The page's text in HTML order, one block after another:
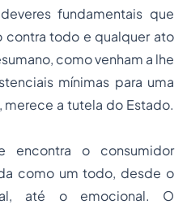
fundamentais que
contra todo e qualquer ato
como venham a lhe
mínimas para uma
a tutela do Estado.
o consumidor
como um todo, desde o
até o emocional. O